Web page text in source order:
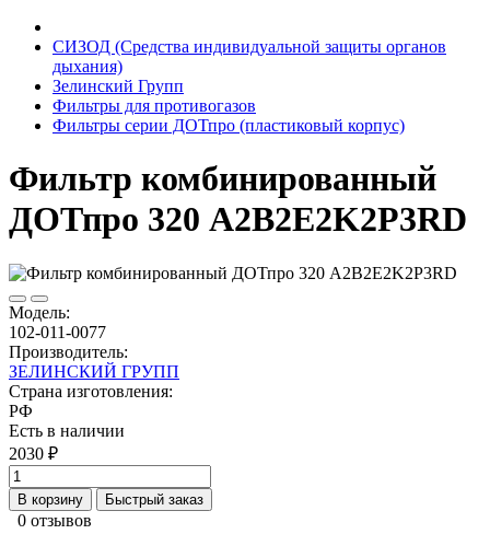
СИЗОД (Средства индивидуальной защиты органов
дыхания)
Зелинский Групп
Фильтры для противогазов
Фильтры серии ДОТпро (пластиковый корпус)
Фильтр комбинированный
ДОТпро 320 A2B2E2K2Р3RD
Модель:
102-011-0077
Производитель:
ЗЕЛИНСКИЙ ГРУПП
Страна изготовления:
РФ
Есть в наличии
2030 ₽
В корзину Быстрый заказ
0 отзывов